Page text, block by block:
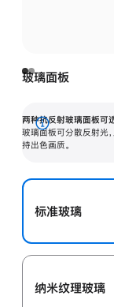
玻璃面板
两种抗反射玻璃面板可选
玻璃面板可分散反射光
持出色画质。
展
开
标准玻璃
纳米纹理玻璃